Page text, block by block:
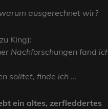
ausgerechnet wir?
King):
Nachforschungen fand
solltet, finde ich …
ein altes, zerfleddertes